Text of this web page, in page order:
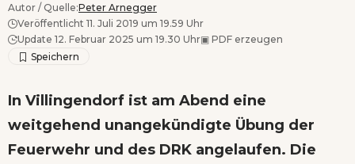
Autor / Quelle:Peter Arnegger
Veröffentlicht 11. Juli 2019 um 19.59 Uhr
Update 12. Februar 2025 um 19.30 Uhr▣ PDF erzeugen
In Villingendorf ist am Abend eine
weitgehend unangekündigte Übung der
Feuerwehr und des DRK angelaufen. Die